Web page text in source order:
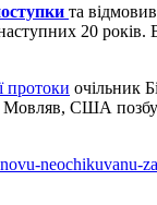
та
20 років.
протоки очільник
Мовляв, США
neochikuvanu-